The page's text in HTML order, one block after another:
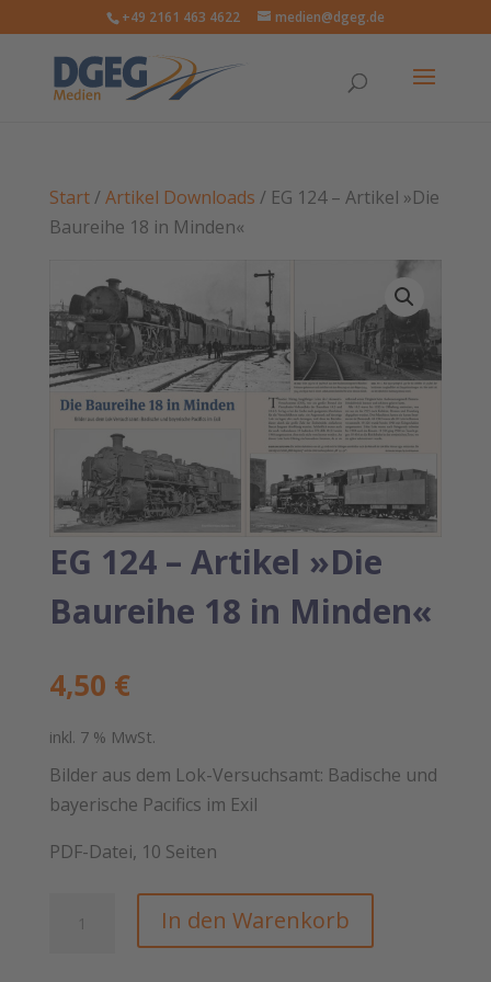
+49 2161 463 4622 medien@dgeg.de
Start/Artikel Downloads / EG 124 – Artikel »Die
Baureihe 18 in Minden«
EG 124 – Artikel »Die
Baureihe 18 in Minden«
4,50 €
inkl. 7 % MwSt.
Bilder aus dem Lok-Versuchsamt: Badische und
bayerische Pacifics im Exil
PDF-Datei, 10 Seiten
In den Warenkorb